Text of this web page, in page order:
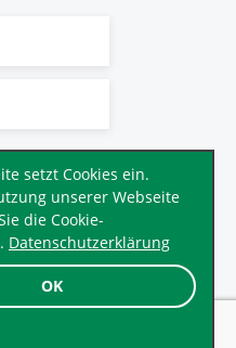
OK
setzt Cookies ein.
unserer Webseite
die Cookie-
Datenschutzerklärung